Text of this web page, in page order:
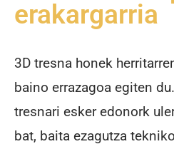
erakargarria
3D tresna honek
baino errazagoa egiten
tresnari esker edonork
bat, baita ezagutza